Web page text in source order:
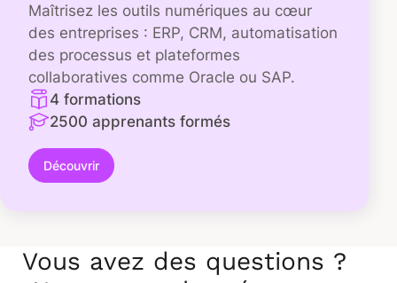
Maîtrisez les outils numériques au cœur
des entreprises : ERP, CRM, automatisation
des processus et plateformes
collaboratives comme Oracle ou SAP.
4 formations
2500 apprenants formés
Découvrir
Vous avez des questions ?